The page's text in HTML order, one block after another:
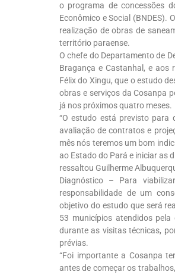
o programa de concessões
Econômico e Social (BNDES).
realização de obras de
território paraense.
O chefe do Departamento de
Bragança e Castanhal, e aos
Félix do Xingu, que o estudo
obras e serviços da Cosanpa
já nos próximos quatro meses.
“O estudo está previsto para
avaliação de contratos e
mês nós teremos um bom
ao Estado do Pará e iniciar as
ressaltou Guilherme
Diagnóstico – Para
responsabilidade de um
objetivo do estudo que será
53 municípios atendidos
durante as visitas técnicas,
prévias.
“Foi importante a Cosanpa
antes de começar os